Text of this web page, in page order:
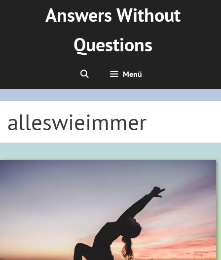
Answers Without
Questions
Menü
alleswieimmer